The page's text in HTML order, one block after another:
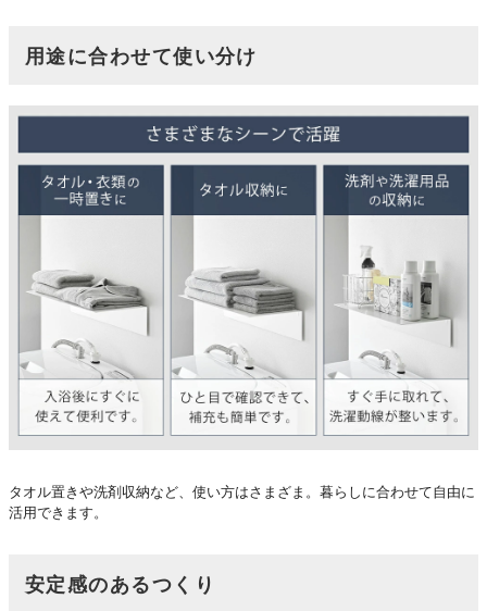
用途に合わせて使い分け
タオル置きや洗剤収納など、使い方はさまざま。暮らしに合わせて自由に
活用できます。
安定感のあるつくり